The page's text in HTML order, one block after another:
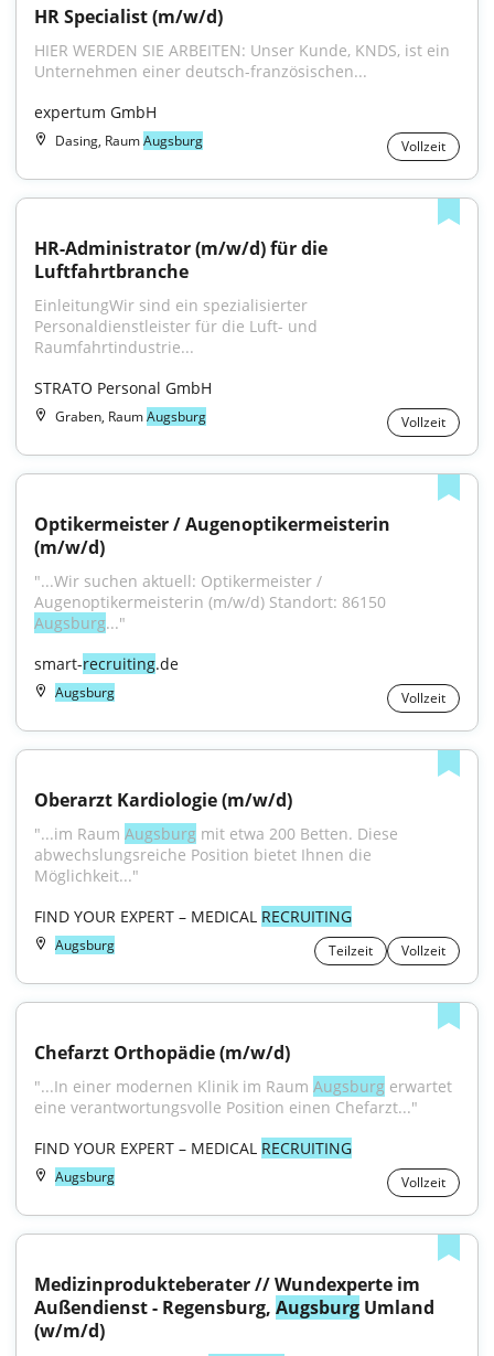
HR Specialist (m/w/d)
HIER WERDEN SIE ARBEITEN: Unser Kunde, KNDS, ist ein
Unternehmen einer deutsch-französischen...
expertum GmbH
Dasing, RaumAugsburg Vollzeit
HR-Administrator (m/w/d) für die
Luftfahrtbranche
EinleitungWir sind ein spezialisierter
Personaldienstleister für die Luft- und
Raumfahrtindustrie...
STRATO Personal GmbH
Graben, RaumAugsburg Vollzeit
Optikermeister / Augenoptikermeisterin
(m/w/d)
"...Wir suchen aktuell: Optikermeister /
Augsburg..."
smart-recruiting.de
Augsburg Vollzeit
Oberarzt Kardiologie (m/w/d)
"...im Raum Augsburg mit etwa 200 Betten. Diese
abwechslungsreiche Position bietet Ihnen die
Möglichkeit..."
FIND YOUR EXPERT – MEDICAL RECRUITING
Augsburg Teilzeit Vollzeit
Chefarzt Orthopädie (m/w/d)
"...In einer modernen Klinik im Raum Augsburg erwartet
eine verantwortungsvolle Position einen Chefarzt..."
FIND YOUR EXPERT – MEDICAL RECRUITING
Augsburg Vollzeit
Medizinprodukteberater // Wundexperte im
Außendienst - Regensburg, Augsburg Umland
(w/m/d)